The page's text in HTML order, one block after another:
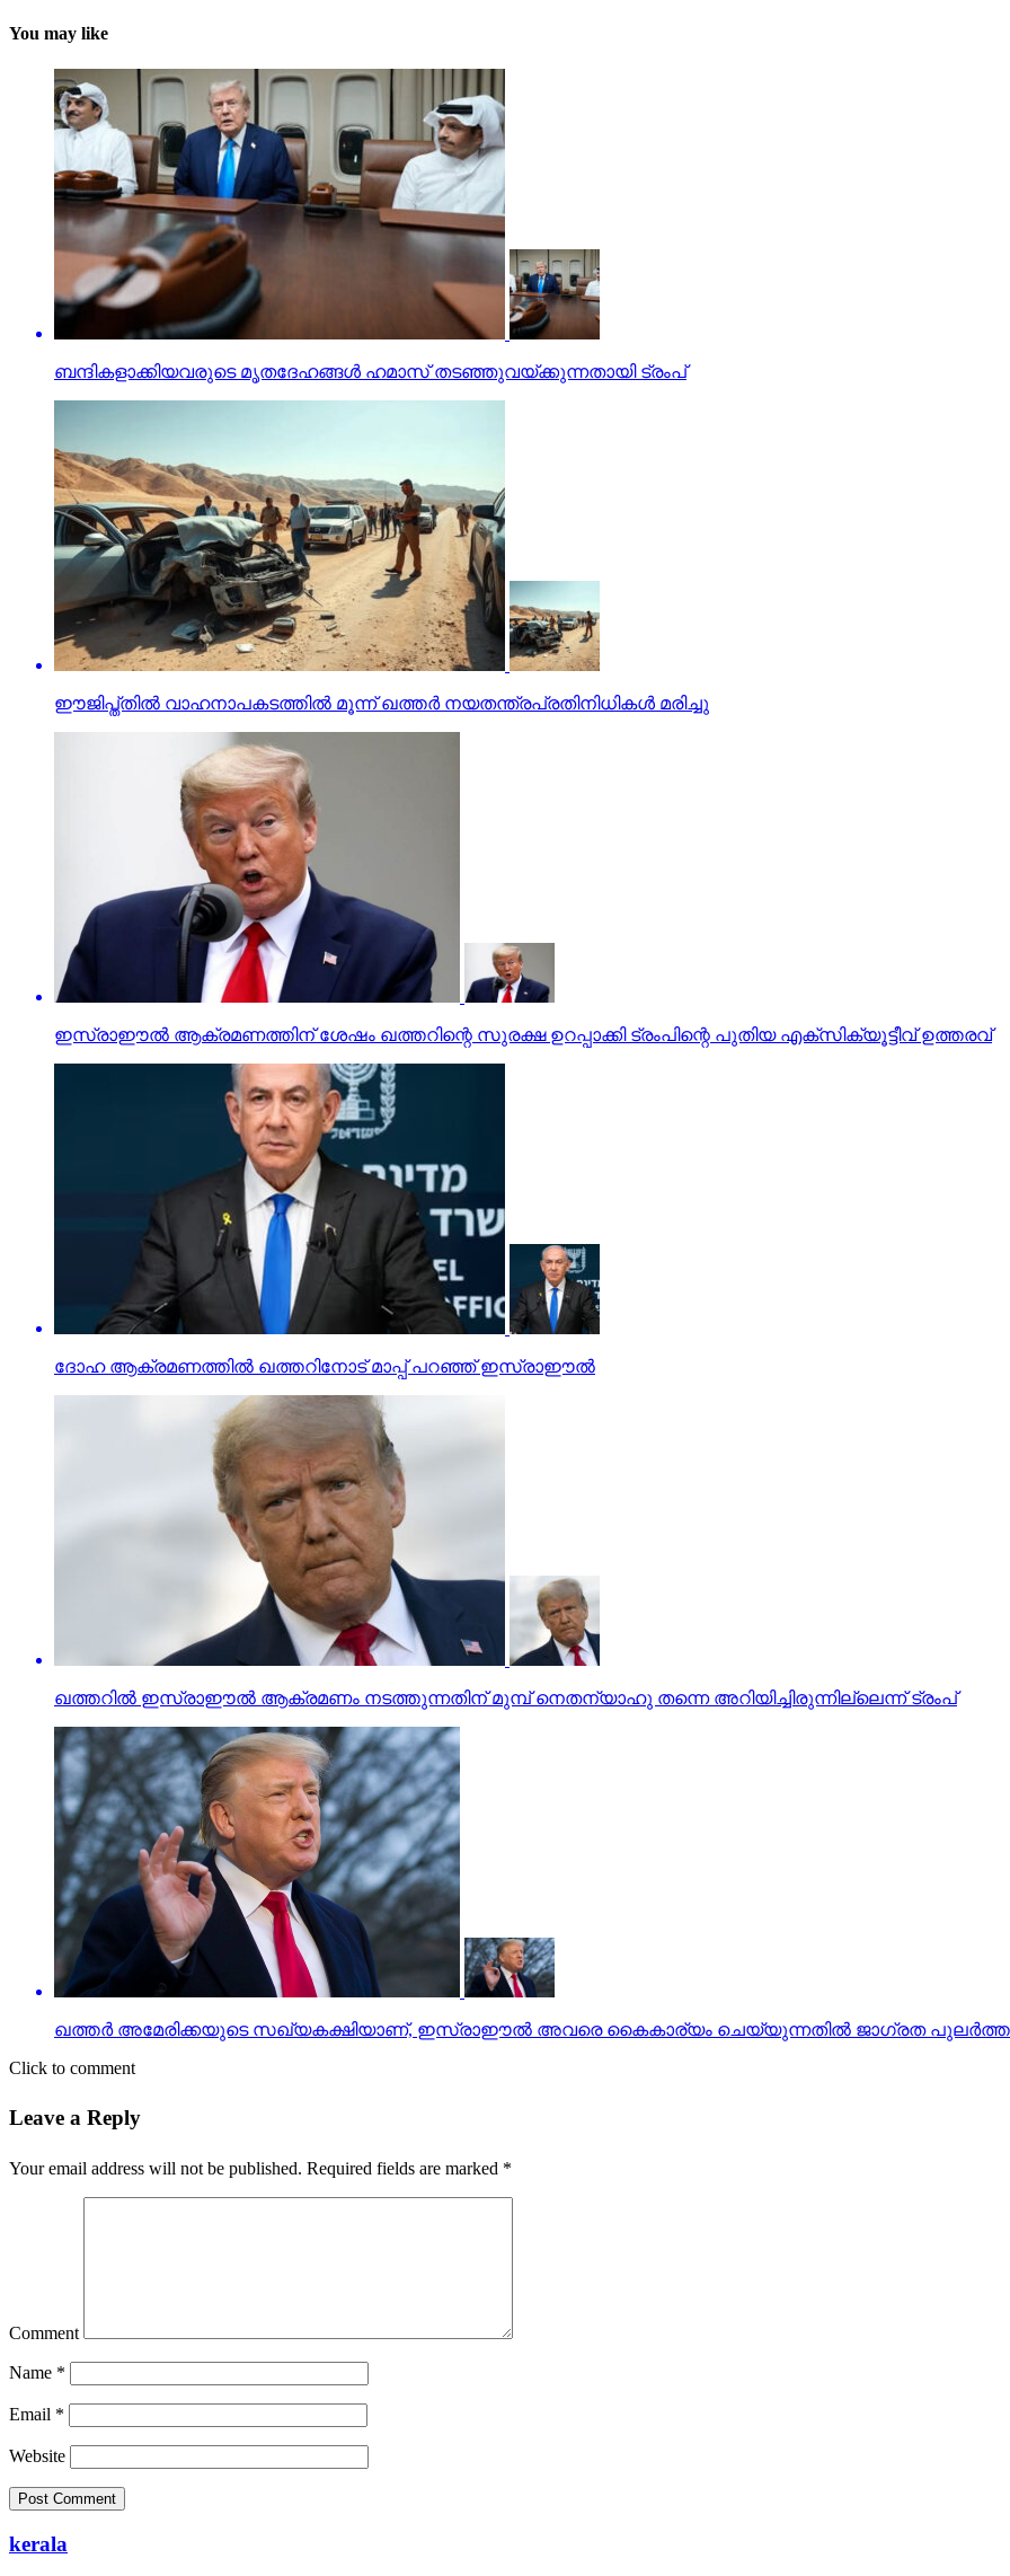
You may like
ബന്ദികളാക്കിയവരുടെ മൃതദേഹങ്ങള്‍ ഹമാസ് തടഞ്ഞുവയ്ക്കുന്നതായി ട്രംപ്
ഈജിപ്ത്തില്‍ വാഹനാപകടത്തില്‍ മൂന്ന് ഖത്തര്‍ നയതന്ത്രപ്രതിനിധികള്‍ മരിച്ചു
ഇസ്രാഈല്‍ ആക്രമണത്തിന് ശേഷം ഖത്തറിന്റെ സുരക്ഷ ഉറപ്പാക്കി ട്രംപിന്റെ പുതിയ എക്‌സിക്യൂട്ടീവ് ഉത്തരവ്
ദോഹ ആക്രമണത്തില്‍ ഖത്തറിനോട് മാപ്പ് പറഞ്ഞ് ഇസ്രാഈല്‍
ഖത്തറില്‍ ഇസ്രാഈല്‍ ആക്രമണം നടത്തുന്നതിന് മുമ്പ് നെതന്യാഹു തന്നെ അറിയിച്ചിരുന്നില്ലെന്ന് ട്രംപ്
ഖത്തര്‍ അമേരിക്കയുടെ സഖ്യകക്ഷിയാണ്, ഇസ്രാഈല്‍ അവരെ കൈകാര്യം ചെയ്യുന്നതില്‍ ജാഗ്രത
Click to comment
Leave a Reply
Your email address will not be published. Required fields are marked *
Comment
Name *
Email *
Website
kerala